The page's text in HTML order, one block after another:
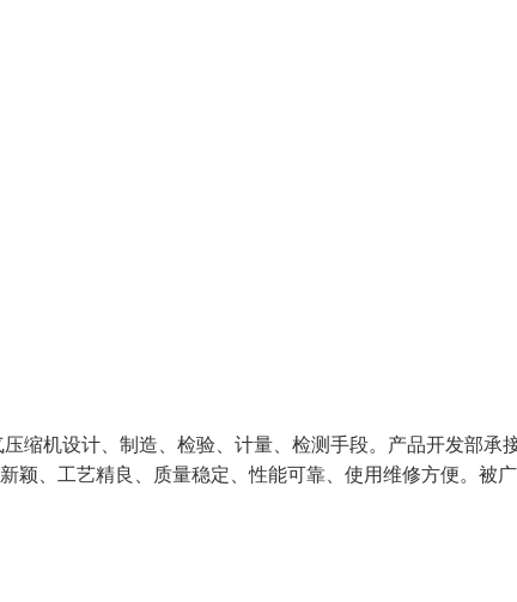
缩机设计、制造、检验、计量、检测手段。产品开发部承
颖、工艺精良、质量稳定、性能可靠、使用维修方便。被